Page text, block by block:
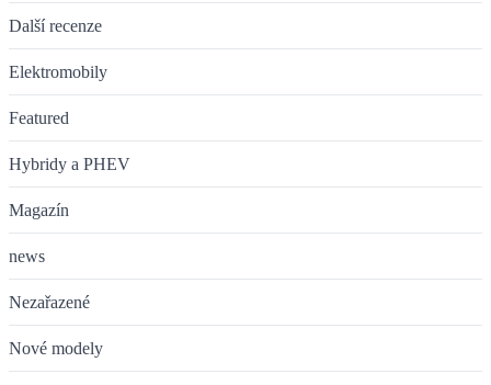
Další recenze
Elektromobily
Featured
Hybridy a PHEV
Magazín
news
Nezařazené
Nové modely